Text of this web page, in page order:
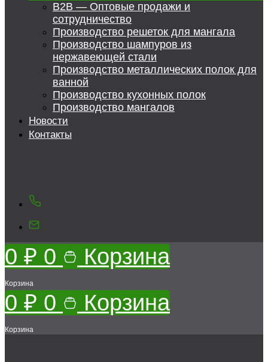
B2B — Оптовые продажи и
сотрудничество
Производство решеток для мангала
Производство шампуров из
нержавеющей стали
Производство металлических полок для
ванной
Производство кухонных полок
Производство мангалов
Новости
Контакты
0 ₽ 0 Корзина
Корзина
0 ₽ 0 Корзина
Корзина